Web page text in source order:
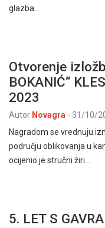
glazba…
Otvorenje
BOKANIĆ“
2023
Autor Novagra - 31/10/
Nagradom se vrednuju
području oblikovanja u
ocijenio je stručni žiri…
5. LET S